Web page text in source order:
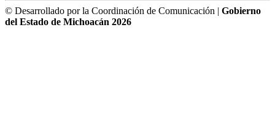
© Desarrollado por la Coordinación de Comunicación | Gobierno
del Estado de Michoacán 2026